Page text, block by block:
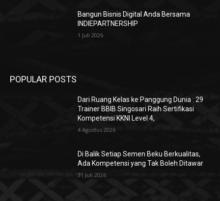
Bangun Bisnis Digital Anda Bersama
INDIEPARTNERSHIP
1 Juli 2026
POPULAR POSTS
Dari Ruang Kelas ke Panggung Dunia : 29
Trainer BBIB Singosari Raih Sertifikasi
Kompetensi KKNI Level 4,
4 Agustus 2026
Di Balik Setiap Semen Beku Berkualitas,
Ada Kompetensi yang Tak Boleh Ditawar
31 Juli 2026